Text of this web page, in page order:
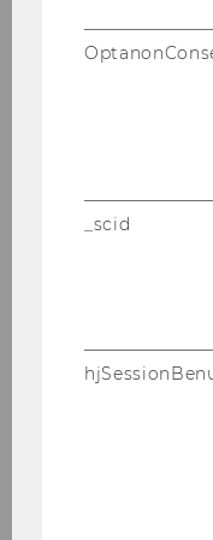
https://
und-soziale-
B.A.S |
Um­fra­ge zur
Am 16.03.2020
rung
wel­che im Mai
_scid